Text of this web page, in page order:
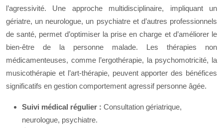
l’agressivité. Une approche multidisciplinaire, impliquant un
gériatre, un neurologue, un psychiatre et d’autres professionnels
de santé, permet d’optimiser la prise en charge et d’améliorer le
bien-être de la personne malade. Les thérapies non
médicamenteuses, comme l’ergothérapie, la psychomotricité, la
musicothérapie et l’art-thérapie, peuvent apporter des bénéfices
significatifs en gestion comportement agressif personne âgée.
Suivi médical régulier : Consultation gériatrique,
neurologue, psychiatre.